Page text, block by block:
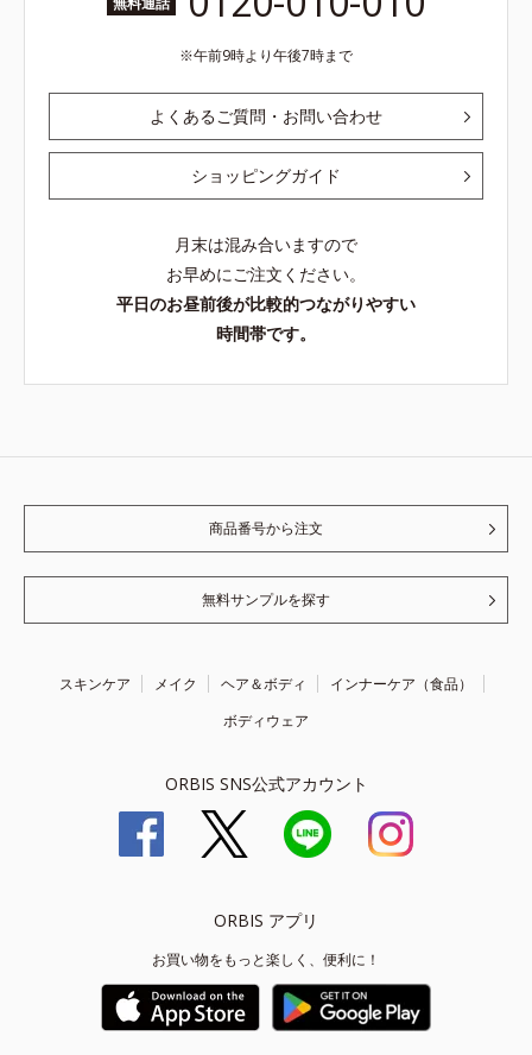
午前9時より午後7時まで
よくあるご質問・お問い合わせ
ショッピングガイド
月末は混み合いますので
お早めにご注文ください。
平日のお昼前後が比較的つながりやすい
時間帯です。
商品番号から注文
無料サンプルを探す
スキンケア メイク ヘア＆ボディ
インナーケア（食品）
ボディウェア
ORBIS SNS公式アカウント
ORBIS アプリ
お買い物をもっと楽しく、便利に！